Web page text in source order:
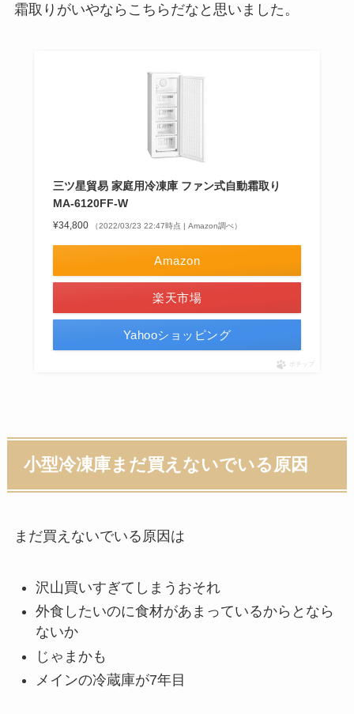
霜取りがいやならこちら だなと思いました。
三ツ星貿易 家庭用冷凍庫 ファン式自動霜取り
MA-6120FF-W
¥34,800 （2022/03/23 22:47時点 | Amazon調べ）
Amazon
楽天市場
Yahooショッピング
ポチップ
小型冷凍庫まだ買えないでいる原因
まだ買えないでいる原因は
沢山買いすぎてしまうおそれ
外食したいのに食材があまっているからとなら
ないか
じゃまかも
メインの冷蔵庫が7年目